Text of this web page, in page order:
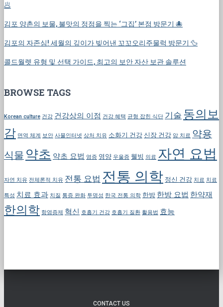
🥟
김포 양촌의 보물, 불맛의 정점을 찍는 ‘그집’ 본점 방문기 🐙
김포의 자존심! 세월의 깊이가 빚어낸 꼬꼬오리주물럭 방문기 🦆
콜드월렛 유형 및 선택 가이드, 최고의 보안 자산 보관 솔루션
BROWSE TAGS
Korean culture 건강 건강상의 이점 건강 혜택 균형 잡힌 식단 기술 동의보
감 면역 체계 보안 사물인터넷 상처 치유 소화기 건강 신장 건강 암 치료 약용
식물 약초 약초 요법 염증 영양 우울증 웰빙 의료 자연 요법
자연 치유 전체론적 치유 전통 요법 전통 의학 정신 건강 치료 치료
특성 치료 효과 치질 통증 완화 투명성 한국 전통 의학 한방 한방 요법 한약재
한의학 항염증제 혁신 호흡기 건강 호흡기 질환 활용법 효능
CONTACT US